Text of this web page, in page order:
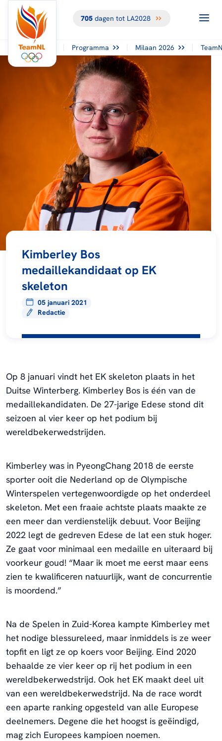
705dagen tot LA2028
Programma Milaan 2026
Kimberley Bos
medaillekandidaat op EK
skeleton
05 januari 2021
Redactie
Op 8 januari vindt het EK skeleton plaats in het
Duitse Winterberg. Kimberley Bos is één van de
medaillekandidaten. De 27-jarige Edese stond dit
seizoen al vier keer op het podium bij
wereldbekerwedstrijden.
Kimberley was in PyeongChang 2018 de eerste
sporter ooit die Nederland op de Olympische
Winterspelen vertegenwoordigde op het onderdeel
skeleton. Met een fraaie achtste plaats maakte ze
een meer dan verdienstelijk debuut. Voor Beijing
2022 legt de gedreven Edese de lat een stuk hoger.
Ze gaat voor minimaal een medaille en uiteraard bij
voorkeur goud! “Maar ik moet me eerst maar eens
zien te kwalificeren natuurlijk, want de concurrentie
is moordend.”
Na de Spelen in Zuid-Korea kampte Kimberley met
het nodige blessureleed, maar inmiddels is ze weer
topfit en ligt ze op koers voor Beijing. Eind 2020
behaalde ze vier keer op rij het podium in een
wereldbekerwedstrijd. Ook het EK maakt deel uit
van een wereldbekerwedstrijd. Na de race wordt
een aparte ranking opgesteld van alle Europese
deelnemers. Degene die het hoogst is geëindigd,
mag zich Europees kampioen noemen.